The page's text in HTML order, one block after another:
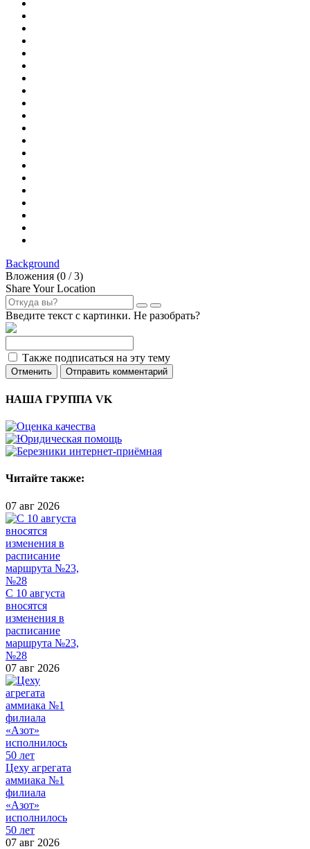
Background
Вложения (0 / 3)
Share Your Location
Введите текст с картинки. Не разобрать?
Также подписаться на эту тему
Отменить Отправить комментарий
НАША ГРУППА VK
Читайте также:
07 авг 2026
С 10 августа
вносятся
изменения в
расписание
маршрута №23,
№28
07 авг 2026
Цеху агрегата
аммиака №1
филиала
«Азот»
исполнилось
50 лет
07 авг 2026